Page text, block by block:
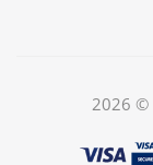
2026 ©